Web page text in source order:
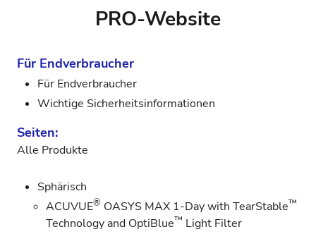
PRO-Website
Für Endverbraucher
Für Endverbraucher
Wichtige Sicherheitsinformationen
Seiten:
Alle Produkte
Sphärisch
ACUVUE® OASYS MAX 1-Day with TearStable™
Technology and OptiBlue™ Light Filter